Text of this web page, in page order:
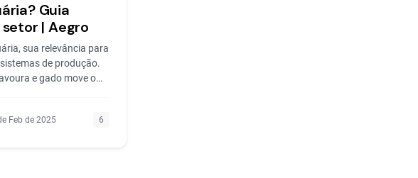
Guia
| Aegro
sua relevância para
de produção.
e gado move o
Feb de 2025 6